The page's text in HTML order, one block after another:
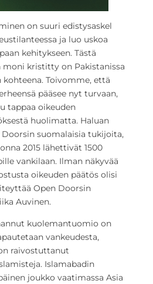
on suuri edistysaskel
ja luo uskoa
kehitykseen. Tästä
kristitty on Pakistanissa
Toivomme, että
pääsee nyt turvaan,
tappaa oikeuden
huolimatta. Haluan
suomalaisia tukijoita,
2015 lähettivät 1500
vankilaan. Ilman näkyvää
oikeuden päätös olisi
Open Doorsin
Auvinen.
kuolemantuomio on
vankeudesta,
raivostuttanut
Islamabadin
joukko vaatimassa Asia